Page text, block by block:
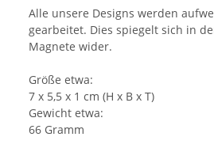
Alle unsere Designs werden
gearbeitet. Dies spiegelt sich in
Magnete wider.
Größe etwa:
7 x 5,5 x 1 cm (H x B x T)
Gewicht etwa:
66 Gramm